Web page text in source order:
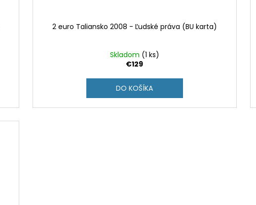
2 euro Taliansko 2008 - Ľudské práva (BU karta)
Skladom (1 ks)
€129
DO KOŠÍKA